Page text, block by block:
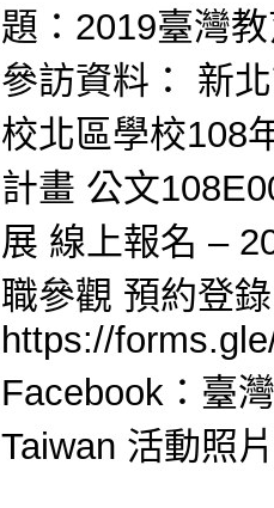
題：2019臺灣
參訪資料： 新
校北區學校108
計畫 公文
展 線上報名 –
職參觀 預約登
https://
Facebook：臺
Taiwan 活動照